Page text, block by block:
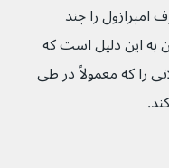
امپرازول را چند
به این دلیل است که
را که معمولاً در طی